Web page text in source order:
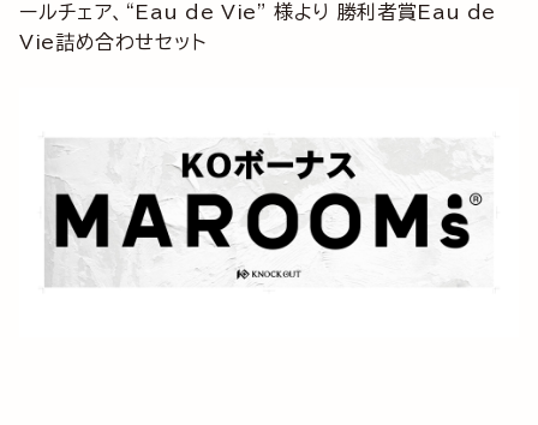
ールチェア、“Eau de Vie” 様より 勝利者賞Eau de
Vie詰め合わせセット